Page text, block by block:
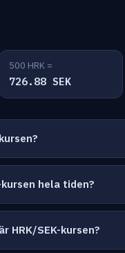
500 HRK =
726.88 SEK
hela tiden?
HRK/SEK-kursen?